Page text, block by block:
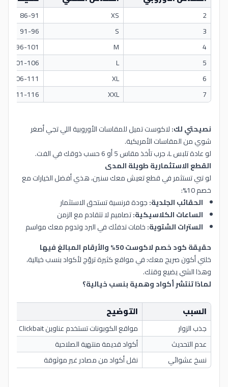
2
XS
86-91
3
S
91-96
4
M
96-101
5
L
101-106
6
XL
106-111
7
XXL
111-116
نصيحتي لك:لاكوست تميل للمقاسات الأوروبية اللي تجي أصغر
شوي من المقاسات الأمريكية.
لو عادة تلبس L، جرب تأخذ مقاس 5 أو 6 حسب ذوقك في الفت.
القطع الاستثمارية طويلة المدى
لو تبي تستثمر في قطع تعيش معك سنين، هذي أفضل الخيارات مع
خصم 10%:
الحقائب الجلدية:جودة فرنسية تستحق الاستثمار
الساعات الكلاسيكية:تصاميم لا تتقادم مع الزمن
السترات الشتوية:خامات تدفئك في البرد وتدوم معك مواسم
حقيقة كود خصم لاكوست 50% والأرقام المبالغ فيها
خلني أكون صريح معك: في مواقع كثيرة تروّج لأكواد بنسب خيالية،
وهذا الشي يضيع وقتك.
لماذا تنتشر أكواد وهمية بنسب خيالية؟
السبب التوضيح
جذب الزوار
مواقع الكوبونات تستخدم عناوين Clickbait
عدم التحديث
أكواد قديمة منتهية الصلاحية
نسخ عشوائي
نقل أكواد من مصادر غير موثوقة